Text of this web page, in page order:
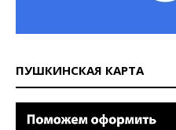
ПУШКИНСКАЯ КАРТА